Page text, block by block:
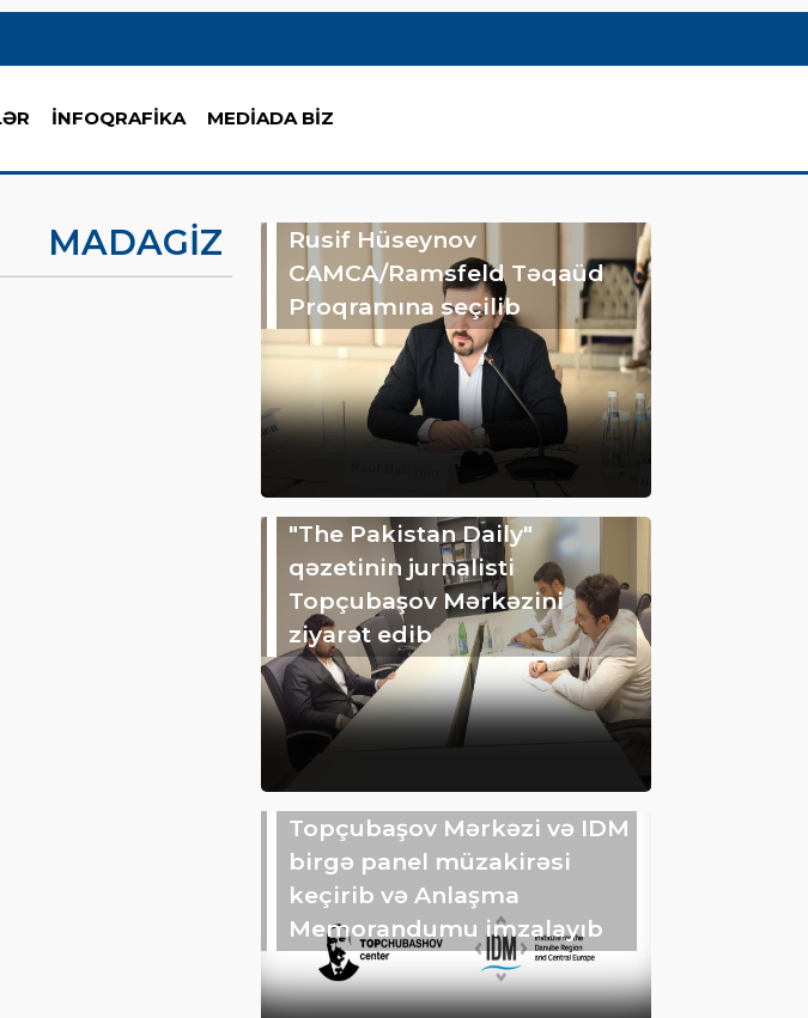
İNFOQRAFİKA MEDİADA BİZ
MADAGIZ
Rusif Hüseynov
CAMCA/Ramsfeld Təqaüd
Proqramına seçilib
"The Pakistan Daily"
qəzetinin jurnalisti
Topçubaşov Mərkəzini
ziyarət edib
Topçubaşov Mərkəzi və IDM
birgə panel müzakirəsi
keçirib və Anlaşma
Memorandumu imzalayıb